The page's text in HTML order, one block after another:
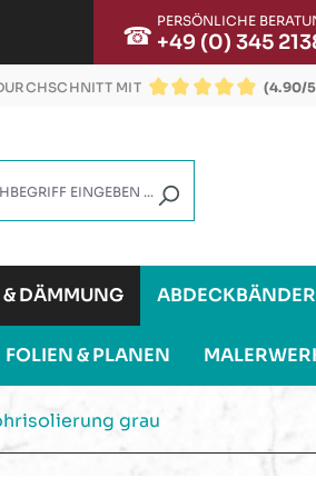
☎ PERSÖNLICHE
+49 (0) 345
MIT
(4.90/
DÄMMUNG
FOLIEN & PLANEN
grau